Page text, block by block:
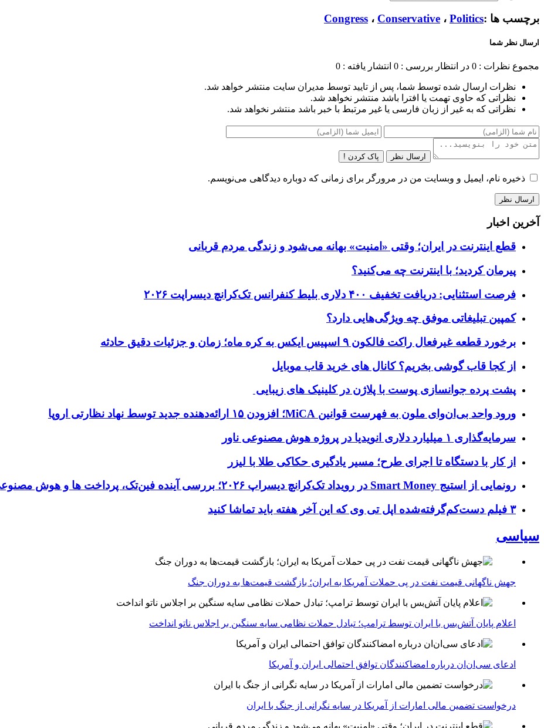
برچسب ها : Congress ، Conservative ، Politics
ارسال نظر شما
مجموع نظرات : 0 در انتظار بررسی : 0 انتشار یافته : 0
نظرات ارسال شده توسط شما، پس از تایید توسط مدیران سایت منتشر خواهد شد.
نظراتی که حاوی تهمت یا افترا باشد منتشر نخواهد شد.
نظراتی که به غیر از زبان فارسی یا غیر مرتبط با خبر باشد منتشر نخواهد شد.
ارسال نظر پاک کردن !
ذخیره نام، ایمیل و وبسایت من در مرورگر برای زمانی که دوباره دیدگاهی می‌نویسم.
آخرین اخبار
قطع اینترنت در ایران؛ وقتی «امنیت» بهانه می‌شود و زندگی مردم قربانی
پیرمان کردید؛ با اینترنت چه می‌کنید؟
فرصت استثنایی: دریافت تخفیف ۴۰۰ دلاری بلیط کنفرانس تک‌کرانچ دیسراپت ۲۰۲۶
کمپین تبلیغاتی موفق چه ویژگی‌هایی دارد؟
برخورد قطعه غیرفعال راکت فالکون ۹ اسپیس ایکس به کره ماه؛ زمان و جزئیات دقیق حادثه
از کجا قاب گوشی بخریم؟ کانال های خرید قاب موبایل
پشت پرده جوانسازی پوست با پلاژن در کلینیک های زیبایی
ورود واحد بی‌ان‌وای ملون به فهرست قوانین MiCA؛ افزودن ۱۵ ارائه‌دهنده جدید توسط نهاد نظارتی اروپا
سرمایه‌گذاری ۱ میلیارد دلاری انویدیا در پروژه هوش مصنوعی ناور
از کار با دستگاه تا اجرای طرح؛ مسیر یادگیری حکاکی طلا با لیزر
رونمایی از استیج Smart Money در رویداد تک‌کرانچ دیسراپ ۲۰۲۶؛ بررسی آینده فین‌تک، پرداخت‌ ها و هوش مصنوعی
۳ فیلم دست‌کم‌گرفته‌شده اپل تی وی که این آخر هفته باید تماشا کنید
سیاسی
جهش ناگهانی قیمت نفت در پی حملات آمریکا به ایران؛ بازگشت قیمت‌ها به دوران جنگ
اعلام پایان آتش‌بس با ایران توسط ترامپ؛ تبادل حملات نظامی سایه سنگین بر اجلاس ناتو انداخت
ادعای سی‌ان‌ان درباره امضاکنندگان توافق احتمالی ایران و آمریکا
درخواست تضمین مالی امارات از آمریکا در سایه نگرانی از جنگ با ایران